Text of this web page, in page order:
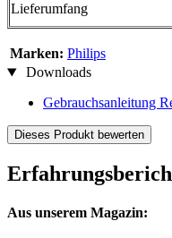
Lieferumfang
Marken: Philips
Downloads
Gebrauchsanleitung
Dieses Produkt bewerten
Aus unserem Magazin: